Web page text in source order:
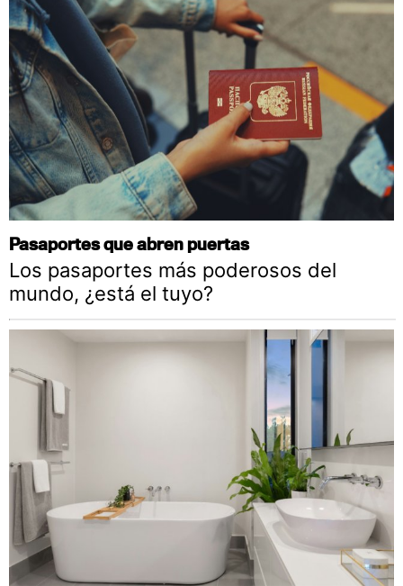
Pasaportes que abren puertas
Los pasaportes más poderosos del
mundo, ¿está el tuyo?